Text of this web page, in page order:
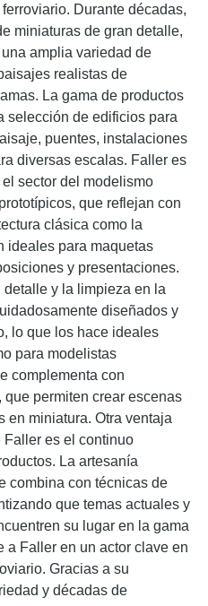
Durante décadas,
miniaturas de gran detalle,
amplia variedad de
realistas de
La gama de productos
selección de edificios para
puentes, instalaciones
diversas escalas. Faller es
sector del modelismo
que reflejan con
clásica como la
ideales para maquetas
y presentaciones.
y la limpieza en la
diseñados y
lo que los hace ideales
para modelistas
complementa con
permiten crear escenas
en miniatura. Otra ventaja
es el continuo
La artesanía
combina con técnicas de
que temas actuales y
su lugar en la gama
a Faller en un actor clave en
Gracias a su
y décadas de